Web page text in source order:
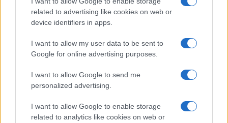
related to advertising like cookies on web or
device identifiers in apps.
I want to allow my user data to be sent to
Google for online advertising purposes.
I want to allow Google to send me
personalized advertising.
I want to allow Google to enable storage
related to analytics like cookies on web or
Eclipse solar 2026: Todo lo que necesitas
El 8 de abril de 2026, el cielo…
CIENCIA Y TECNOLOGÍA